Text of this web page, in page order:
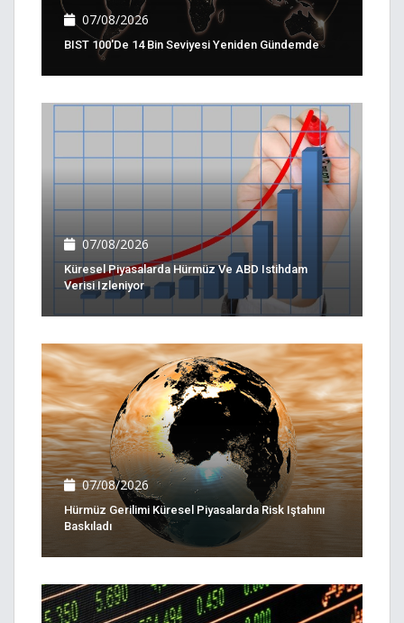
07/08/2026
BIST 100'de 14 Bin Seviyesi Yeniden Gündemde
07/08/2026
Küresel Piyasalarda Hürmüz Ve ABD Istihdam
Verisi Izleniyor
07/08/2026
Hürmüz Gerilimi Küresel Piyasalarda Risk Iştahını
Baskıladı